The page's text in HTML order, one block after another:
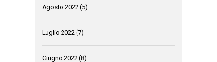
Agosto 2022 (5)
Luglio 2022 (7)
Giugno 2022 (8)